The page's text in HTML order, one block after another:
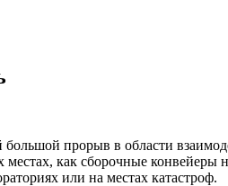
прорыв в области
как сборочные
или на местах катастроф.